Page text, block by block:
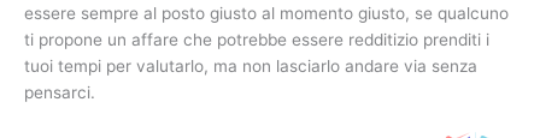
essere sempre al posto giusto al momento giusto, se qualcuno
ti propone un affare che potrebbe essere redditizio prenditi i
tuoi tempi per valutarlo, ma non lasciarlo andare via senza
pensarci.